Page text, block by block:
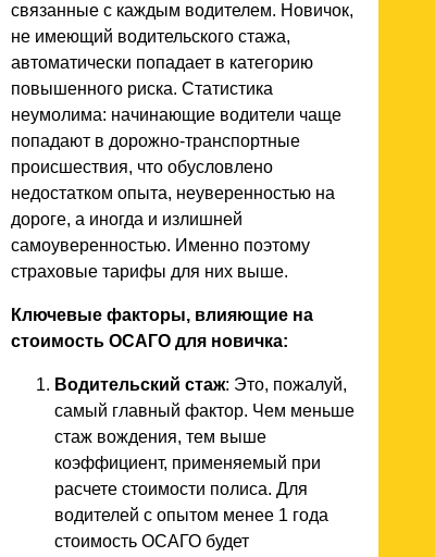
связанные с каждым водителем. Новичок,
не имеющий водительского стажа,
автоматически попадает в категорию
повышенного риска. Статистика
неумолима: начинающие водители чаще
попадают в дорожно-транспортные
происшествия, что обусловлено
недостатком опыта, неуверенностью на
дороге, а иногда и излишней
самоуверенностью. Именно поэтому
страховые тарифы для них выше.
Ключевые факторы, влияющие на
стоимость ОСАГО для новичка:
Водительский стаж: Это, пожалуй,
самый главный фактор. Чем меньше
стаж вождения, тем выше
коэффициент, применяемый при
расчете стоимости полиса. Для
водителей с опытом менее 1 года
стоимость ОСАГО будет